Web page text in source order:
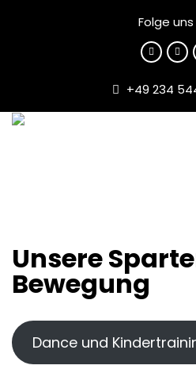
Folge
+49 234
Unsere
Bewegung
Dance und